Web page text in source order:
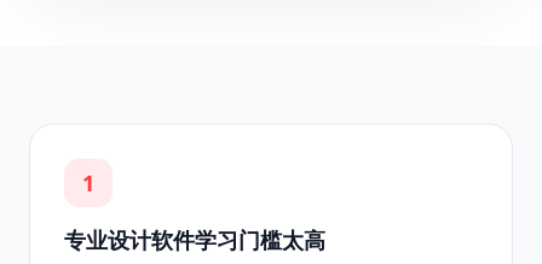
1
专业设计软件学习门槛太高